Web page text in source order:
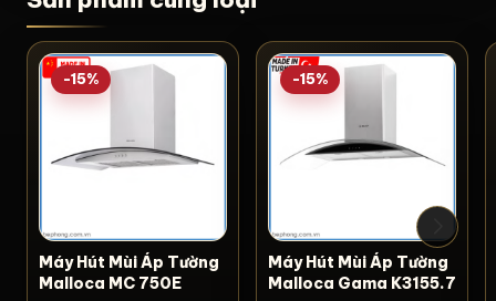
-15%
Máy Hút Mùi Áp Tường
Malloca MC 750E
-15%
Máy Hút Mùi Áp Tường
Malloca Gama K3155.7